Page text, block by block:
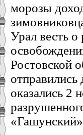
морозы
Урал весть
Ростовской
оказались 2